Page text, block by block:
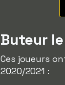
Buteur
Ces joueurs
2020/2021 :